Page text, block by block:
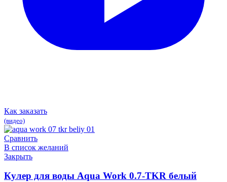
Как заказать
(видео)
Сравнить
В список желаний
Закрыть
Кулер для воды Aqua Work 0.7-TKR белый